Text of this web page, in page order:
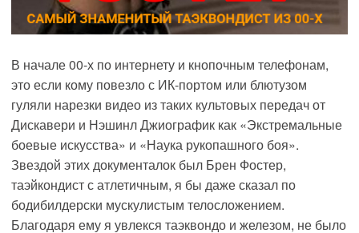
В начале 00-х по интернету и кнопочным телефонам,
это если кому повезло с ИК-портом или блютузом
гуляли нарезки видео из таких культовых передач от
Дискавери и Нэшинл Джиографик как «Экстремальные
боевые искусства» и «Наука рукопашного боя».
Звездой этих документалок был Брен Фостер,
таэйкондист с атлетичным, я бы даже сказал по
бодибилдерски мускулистым телосложением.
Благодаря ему я увлекся таэквондо и железом, не было